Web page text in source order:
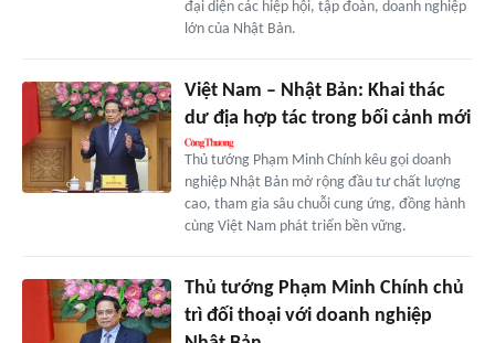
đại diện các hiệp hội, tập đoàn, doanh nghiệp
lớn của Nhật Bản.
Việt Nam – Nhật Bản: Khai thác
dư địa hợp tác trong bối cảnh mới
Thủ tướng Phạm Minh Chính kêu gọi doanh
nghiệp Nhật Bản mở rộng đầu tư chất lượng
cao, tham gia sâu chuỗi cung ứng, đồng hành
cùng Việt Nam phát triển bền vững.
Thủ tướng Phạm Minh Chính chủ
trì đối thoại với doanh nghiệp